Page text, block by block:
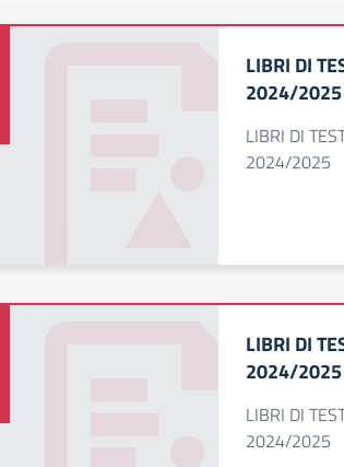
LIBRI DI
2024/2025
LIBRI DI
2024/2025
LIBRI DI
2024/2025
LIBRI DI
2024/2025